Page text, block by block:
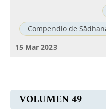
Compendio de
15 Mar 2023
VOLUMEN 49